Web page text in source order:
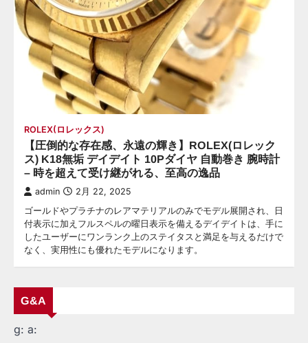
ROLEX(ロレックス)
【圧倒的な存在感、永遠の輝き】ROLEX(ロレック
ス) K18無垢 デイデイト 10Pダイヤ 自動巻き 腕時計
– 時を超えて受け継がれる、至高の逸品
admin 2月 22, 2025
ゴールドやプラチナのレアマテリアルのみでモデル展開され、日
付表示に加えフルスペルの曜日表示を備えるデイデイトは、手に
したユーザーにワンランク上のステイタスと満足を与えるだけで
なく、実用性にも優れたモデルになります。
G&A
g: a: